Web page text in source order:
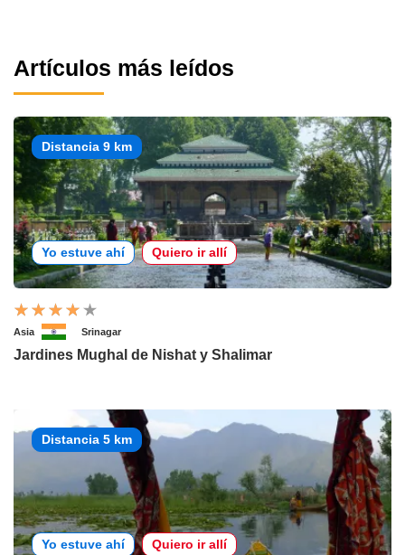
Artículos más leídos
Distancia 9 km
Yo estuve ahí Quiero ir allí
Asia Srinagar
Jardines Mughal de Nishat y Shalimar
Distancia 5 km
Yo estuve ahí Quiero ir allí